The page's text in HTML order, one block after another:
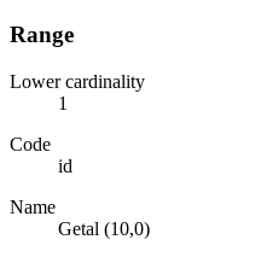
Range
Lower cardinality
1
Code
id
Name
Getal (10,0)